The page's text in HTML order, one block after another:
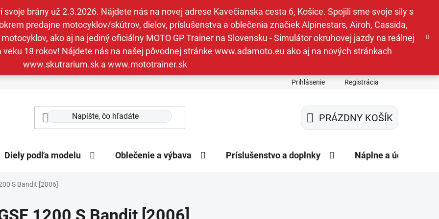
brány už 2.3.2026. Nájdete nás na novej adrese Kavečianska cesta 6, Košice. Spojili sme svoje sily s
predajne motocyklov/skútrov, dielov, príslušenstva a oblečenia značiek Alpinestars, Airoh, Cassida,
ako aj na jediný oficiálny MOTO GP Trainer na Slovensku - Simulátor okruhovej jazdy na reálnej
18 rokov! Nájdete nás na našej pôvodnej stránke www.adamoto.eu ako aj na nových stránkach
www.skutrarium.sk a www.mototrainer.sk
Prihlásenie Registrácia
NÁKUPNÝ
KOŠÍK
PRÁZDNY KOŠÍK
Diely podľa modelu Oblečenie a výbava Príslušenstvo a doplnky Náplne a údržba
S Bandit [2006]
1200 S Bandit [2006]